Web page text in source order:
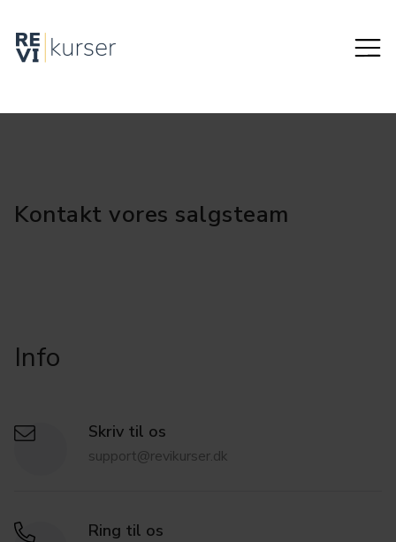
Kontakt vores salgsteam
Info
Skriv til os
support@revikurser.dk
Ring til os